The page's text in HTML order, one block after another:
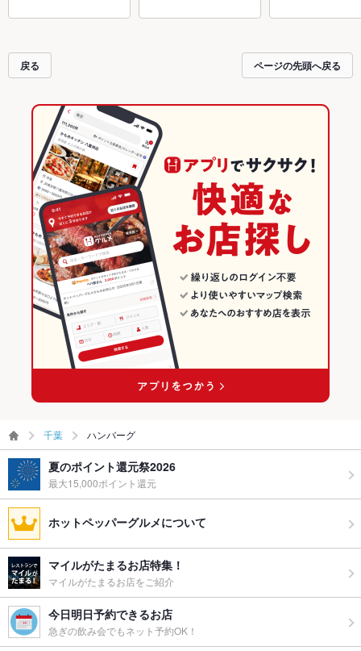
戻る ページの先頭へ戻る
千葉 ハンバーグ
夏のポイント還元祭2026
最大15,000ポイント還元
ホットペッパーグルメについて
マイルがたまるお店特集！
マイルがたまるお店をご紹介
今日明日予約できるお店
急ぎの飲み会でもネット予約OK！